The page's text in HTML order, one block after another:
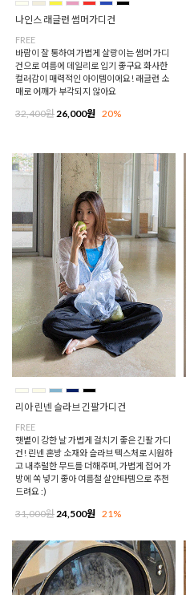
나인스 래글런 썸머가디건
FREE
바람이 잘 통하여 가볍게 살랑이는 썸머 가디
건으로 여름에 데일리로 입기 좋구요 화사한
컬러감이 매력적인 아이템이에요! 래글런 소
매로 어깨가 부각되지 않아요
32,400원 26,000원 20%
리아 린넨 슬라브 긴팔가디건
FREE
햇볕이 강한 날 가볍게 걸치기 좋은 긴팔 가디
건! 린넨 혼방 소재와 슬라브 텍스처로 시원하
고 내추럴한 무드를 더해주며, 가볍게 접어 가
방에 쏙 넣기 좋아 여름철 살안타템으로 추천
드려요 :)
31,000원 24,500원 21%